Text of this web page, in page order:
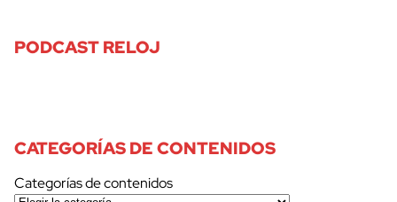
PODCAST RELOJ
CATEGORÍAS DE CONTENIDOS
Categorías de contenidos